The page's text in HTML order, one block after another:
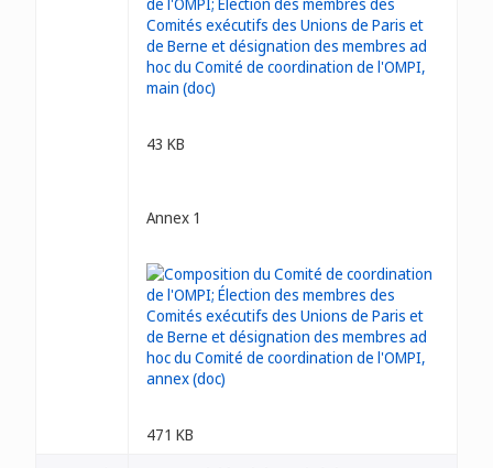
43 KB
Annex 1
471 KB